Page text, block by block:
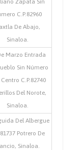
Zapata Sin
C.P.82960
De Abajo,
Sinaloa.
Marzo Entrada
Sin Número
C.P.82740
Del Norote,
Sinaloa.
Del Albergue
Potrero De
Sinaloa.